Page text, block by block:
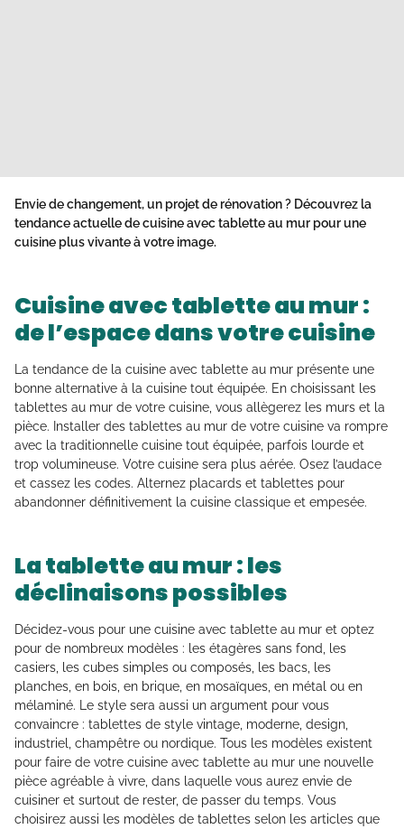
Envie de changement, un projet de rénovation ? Découvrez la
tendance actuelle de cuisine avec tablette au mur pour une
cuisine plus vivante à votre image.
Cuisine avec tablette au mur :
de l’espace dans votre cuisine
La tendance de la cuisine avec tablette au mur présente une
bonne alternative à la cuisine tout équipée. En choisissant les
tablettes au mur de votre cuisine, vous allègerez les murs et la
pièce. Installer des tablettes au mur de votre cuisine va rompre
avec la traditionnelle cuisine tout équipée, parfois lourde et
trop volumineuse. Votre cuisine sera plus aérée. Osez l’audace
et cassez les codes. Alternez placards et tablettes pour
abandonner définitivement la cuisine classique et empesée.
La tablette au mur : les
déclinaisons possibles
Décidez-vous pour une cuisine avec tablette au mur et optez
pour de nombreux modèles : les étagères sans fond, les
casiers, les cubes simples ou composés, les bacs, les
planches, en bois, en brique, en mosaïques, en métal ou en
mélaminé. Le style sera aussi un argument pour vous
convaincre : tablettes de style vintage, moderne, design,
industriel, champêtre ou nordique. Tous les modèles existent
pour faire de votre cuisine avec tablette au mur une nouvelle
pièce agréable à vivre, dans laquelle vous aurez envie de
cuisiner et surtout de rester, de passer du temps. Vous
choisirez aussi les modèles de tablettes selon les articles que